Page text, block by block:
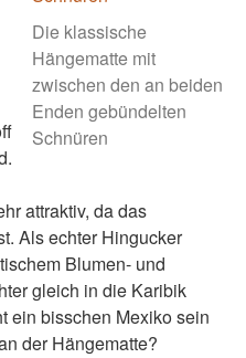
Die klassische
Hängematte mit
zwischen den an beiden
Enden gebündelten
Schnüren
attraktiv, da das
Als echter Hingucker
Blumen- und
gleich in die Karibik
ein bisschen Mexiko sein
der Hängematte?